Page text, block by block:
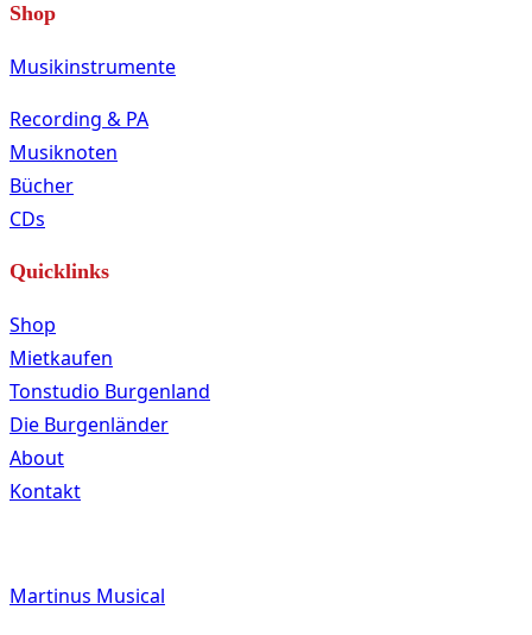
Shop
Musikinstrumente
Recording & PA
Musiknoten
Bücher
CDs
Quicklinks
Shop
Mietkaufen
Tonstudio Burgenland
Die Burgenländer
About
Kontakt
Martinus Musical